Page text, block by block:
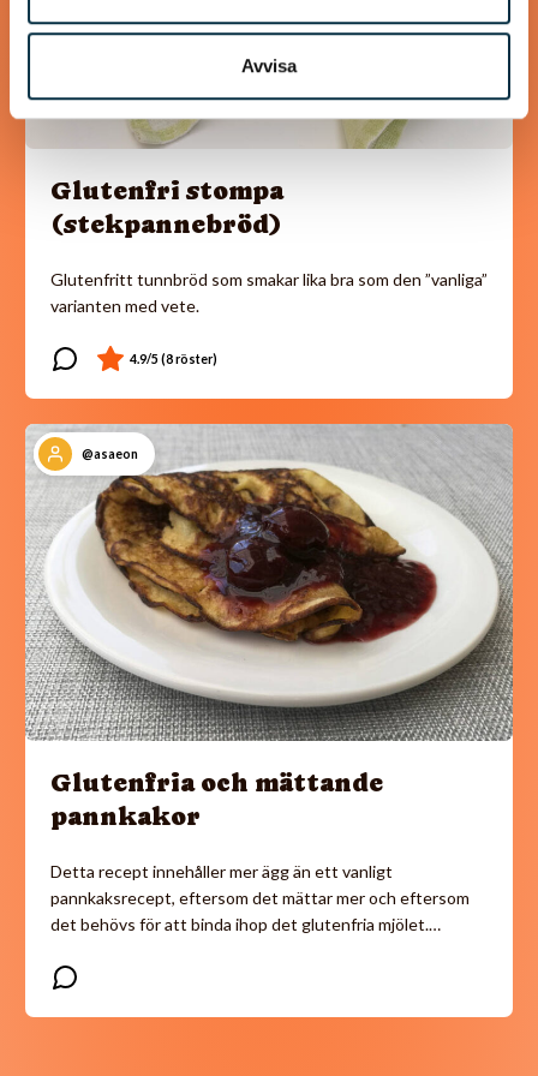
Avvisa
Glutenfri stompa
(stekpannebröd)
Glutenfritt tunnbröd som smakar lika bra som den ”vanliga”
varianten med vete.
@asaeon
Glutenfria och mättande
pannkakor
Detta recept innehåller mer ägg än ett vanligt
pannkaksrecept, eftersom det mättar mer och eftersom
det behövs för att binda ihop det glutenfria mjölet.…